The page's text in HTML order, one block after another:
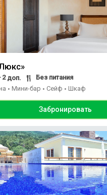
2доп.
Без питания
• Мини-бар • Сейф • Шкаф
Забронировать